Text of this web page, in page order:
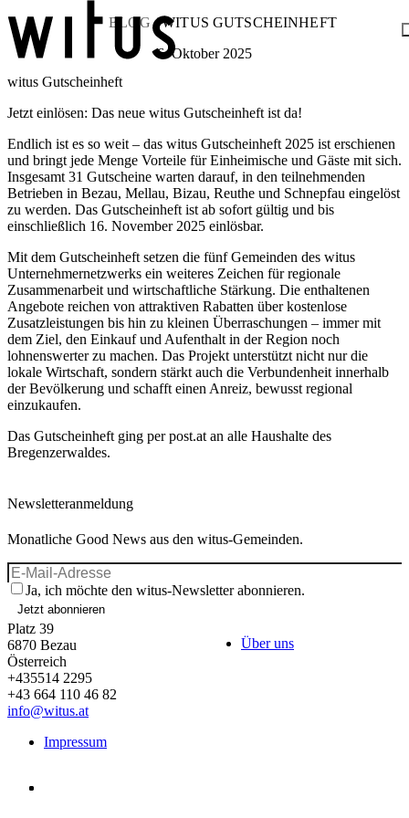
Blog
Projekte
Mitglieder
Service
KEM witus
Kontakt
BLOG //WITUS GUTSCHEINHEFT
6. Oktober 2025
witus Gutscheinheft
Jetzt einlösen: Das neue witus Gutscheinheft ist da!
Endlich ist es so weit – das witus Gutscheinheft 2025 ist erschienen
und bringt jede Menge Vorteile für Einheimische und Gäste mit sich.
Insgesamt 31 Gutscheine warten darauf, in den teilnehmenden
Betrieben in Bezau, Mellau, Bizau, Reuthe und Schnepfau eingelöst
zu werden. Das Gutscheinheft ist ab sofort gültig und bis
einschließlich 16. November 2025 einlösbar.
Mit dem Gutscheinheft setzen die fünf Gemeinden des witus
Unternehmernetzwerks ein weiteres Zeichen für regionale
Zusammenarbeit und wirtschaftliche Stärkung. Die enthaltenen
Angebote reichen von attraktiven Rabatten über kostenlose
Zusatzleistungen bis hin zu kleinen Überraschungen – immer mit
dem Ziel, den Einkauf und Aufenthalt in der Region noch
lohnenswerter zu machen. Das Projekt unterstützt nicht nur die
lokale Wirtschaft, sondern stärkt auch die Verbundenheit innerhalb
der Bevölkerung und schafft einen Anreiz, bewusst regional
einzukaufen.
Das Gutscheinheft ging per post.at an alle Haushalte des
Bregenzerwaldes.
Newsletteranmeldung
Monatliche Good News aus den witus-Gemeinden.
Ja, ich möchte den witus-Newsletter abonnieren.
Jetzt abonnieren
Platz 39
6870 Bezau
Österreich
+435514 2295
+43 664 110 46 82
info@witus.at
Über uns
Impressum